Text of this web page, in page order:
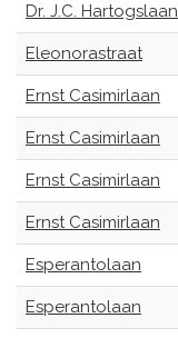
Dr. J.C. Hartogslaan
Eleonorastraat
Ernst Casimirlaan
Ernst Casimirlaan
Ernst Casimirlaan
Ernst Casimirlaan
Esperantolaan
Esperantolaan